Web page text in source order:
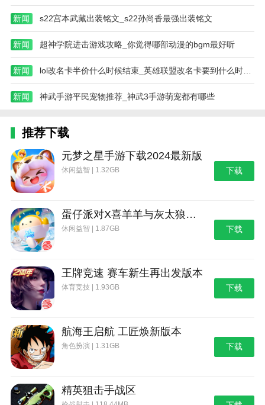
新闻 s22宫本武藏出装铭文_s22孙尚香最强出装铭文
新闻 超神学院进击游戏攻略_你觉得哪部动漫的bgm最好听
新闻 lol改名卡半价什么时候结束_英雄联盟改名卡要到什么时候才半价啊
新闻 神武手游平民宠物推荐_神武3手游萌宠都有哪些
推荐下载
元梦之星手游下载2024最新版
休闲益智 | 1.32GB 下载
蛋仔派对X喜羊羊与灰太狼联动第二弹版本
休闲益智 | 1.87GB 下载
王牌竞速 赛车新生再出发版本
体育竞技 | 1.93GB 下载
航海王启航 工匠焕新版本
角色扮演 | 1.31GB 下载
精英狙击手战区